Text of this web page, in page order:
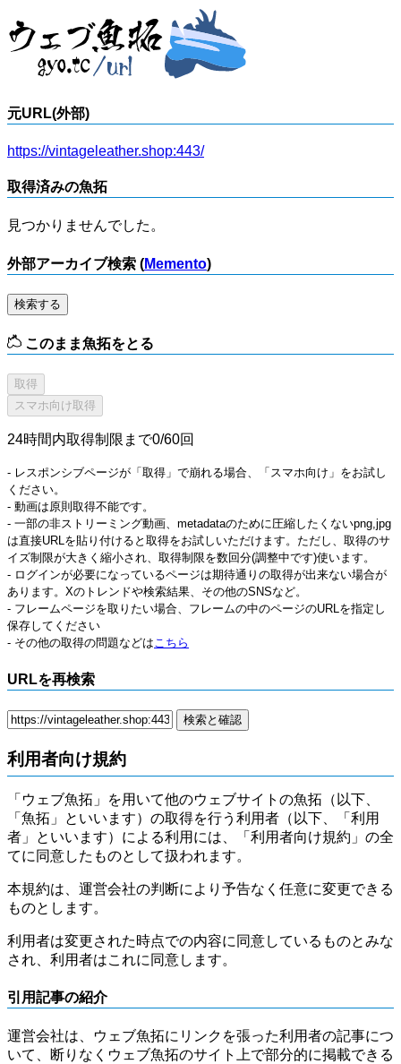
元URL(外部)
https://vintageleather.shop:443/
取得済みの魚拓
見つかりませんでした。
外部アーカイブ検索 (Memento)
検索する
このまま魚拓をとる
24時間内取得制限まで0/60回
- レスポンシブページが「取得」で崩れる場合、「スマホ向け」をお試し
ください。
- 動画は原則取得不能です。
- 一部の非ストリーミング動画、metadataのために圧縮したくないpng,jpg
は直接URLを貼り付けると取得をお試しいただけます。ただし、取得のサ
イズ制限が大きく縮小され、取得制限を数回分(調整中です)使います。
- ログインが必要になっているページは期待通りの取得が出来ない場合が
あります。Xのトレンドや検索結果、その他のSNSなど。
- フレームページを取りたい場合、フレームの中のページのURLを指定し
保存してください
- その他の取得の問題などはこちら
URLを再検索
利用者向け規約
「ウェブ魚拓」を用いて他のウェブサイトの魚拓（以下、
「魚拓」といいます）の取得を行う利用者（以下、「利用
者」といいます）による利用には、「利用者向け規約」の全
てに同意したものとして扱われます。
本規約は、運営会社の判断により予告なく任意に変更できる
ものとします。
利用者は変更された時点での内容に同意しているものとみな
され、利用者はこれに同意します。
引用記事の紹介
運営会社は、ウェブ魚拓にリンクを張った利用者の記事につ
いて、断りなくウェブ魚拓のサイト上で部分的に掲載できる